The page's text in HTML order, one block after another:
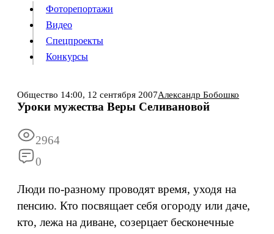
Видео
Конкурсы
Информация
Фоторепортажи
Видео
Спецпроекты
Конкурсы
Общество 14:00, 12 сентября 2007Александр Бобошко
Уроки мужества Веры Селивановой
2964
0
Люди по-разному проводят время, уходя на
пенсию. Кто посвящает себя огороду или даче,
кто, лежа на диване, созерцает бесконечные